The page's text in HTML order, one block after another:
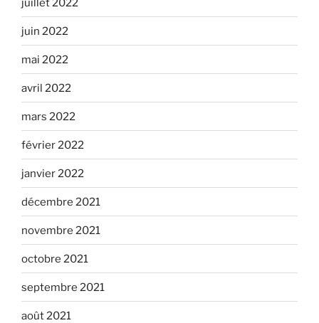
juillet 2022
juin 2022
mai 2022
avril 2022
mars 2022
février 2022
janvier 2022
décembre 2021
novembre 2021
octobre 2021
septembre 2021
août 2021